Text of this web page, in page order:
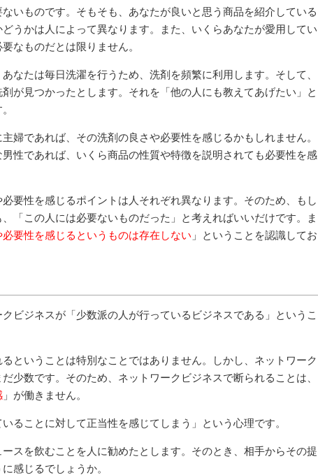
いものです。そもそも、あなたが良いと思う商品を紹介している
うかは人によって異なります。また、いくらあなたが愛用してい
なものだとは限りません。
なたは毎日洗濯を行うため、洗剤を頻繁に利用します。そして、
が見つかったとします。それを「他の人にも教えてあげたい」と
婦であれば、その洗剤の良さや必要性を感じるかもしれません。
性であれば、いくら商品の性質や特徴を説明されても必要性を感
要性を感じるポイントは人それぞれ異なります。そのため、もし
「この人には必要ないものだった」と考えればいいだけです。ま
要性を感じるというものは存在しない 」ということを認識してお
ビジネスが「少数派の人が行っているビジネスである」というこ
ということは特別なことではありません。しかし、ネットワーク
少数です。そのため、ネットワークビジネスで断られることは、
」が働きません。
ることに対して正当性を感じてしまう」という心理です。
スを飲むことを人に勧めたとします。そのとき、相手からその提
感じるでしょうか。